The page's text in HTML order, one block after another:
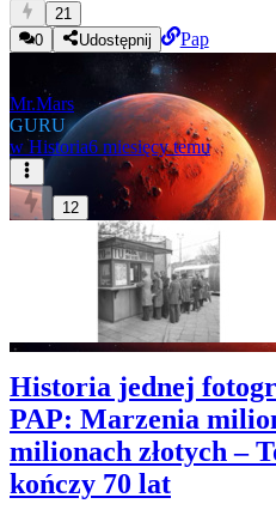
21
0
Udostępnij Pap
Mr.Mars
GURU
w Historia6 miesięcy temu
12
Historia jednej
PAP: Marzenia
milionach złotych –
kończy 70 lat